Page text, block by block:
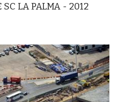
LA PALMA - 2012